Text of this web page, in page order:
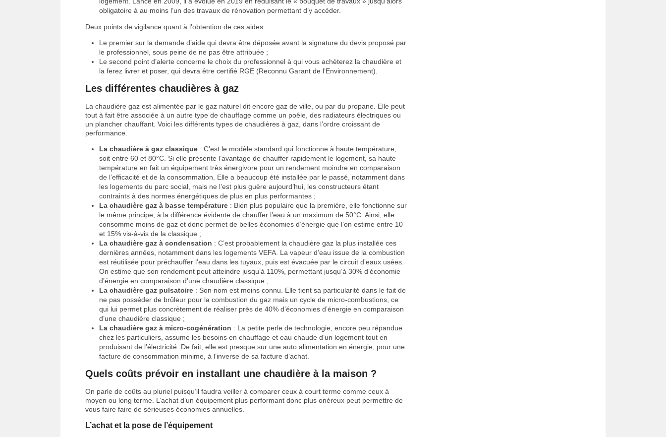
obligatoire à au moins l’un des travaux de rénovation permettant d’y accéder.
Deux points de vigilance quant à l’obtention de ces aides :
Le premier sur la demande d’aide qui devra être déposée avant la signature du devis proposé par
le professionnel, sous peine de ne pas être attribuée ;
Le second point d’alerte concerne le choix du professionnel à qui vous achèterez la chaudière et
la ferez livrer et poser, qui devra être certifié RGE (Reconnu Garant de l’Environnement).
Les différentes chaudières à gaz
La chaudière gaz est alimentée par le gaz naturel dit encore gaz de ville, ou par du propane. Elle peut
tout à fait être associée à un autre type de chauffage comme un poêle, des radiateurs électriques ou
un plancher chauffant. Voici les différents types de chaudières à gaz, dans l’ordre croissant de
performance.
La chaudière à gaz classique : C’est le modèle standard qui fonctionne à haute température,
soit entre 60 et 80°C. Si elle présente l’avantage de chauffer rapidement le logement, sa haute
température en fait un équipement très énergivore pour un rendement moindre en comparaison
de l’efficacité et de la consommation. Elle a beaucoup été installée par le passé, notamment dans
les logements du parc social, mais ne l’est plus guère aujourd’hui, les constructeurs étant
contraints à des normes énergétiques de plus en plus performantes ;
La chaudière gaz à basse température : Bien plus populaire que la première, elle fonctionne sur
le même principe, à la différence évidente de chauffer l’eau à un maximum de 50°C. Ainsi, elle
consomme moins de gaz et donc permet de belles économies d’énergie que l’on estime entre 10
et 15% vis-à-vis de la classique ;
La chaudière gaz à condensation : C’est probablement la chaudière gaz la plus installée ces
dernières années, notamment dans les logements VEFA. La vapeur d’eau issue de la combustion
est réutilisée pour préchauffer l’eau dans les tuyaux, puis est évacuée par le circuit d’eaux usées.
On estime que son rendement peut atteindre jusqu’à 110%, permettant jusqu’à 30% d’économie
d’énergie en comparaison d’une chaudière classique ;
La chaudière gaz pulsatoire : Son nom est moins connu. Elle tient sa particularité dans le fait de
ne pas posséder de brûleur pour la combustion du gaz mais un cycle de micro-combustions, ce
qui lui permet plus concrètement de réaliser près de 40% d’économies d’énergie en comparaison
d’une chaudière classique ;
La chaudière gaz à micro-cogénération : La petite perle de technologie, encore peu répandue
chez les particuliers, assume les besoins en chauffage et eau chaude d’un logement tout en
produisant de l’électricité. De fait, elle est presque sur une auto alimentation en énergie, pour une
facture de consommation minime, à l’inverse de sa facture d’achat.
Quels coûts prévoir en installant une chaudière à la maison ?
On parle de coûts au pluriel puisqu’il faudra veiller à comparer ceux à court terme comme ceux à
moyen ou long terme. L’achat d’un équipement plus performant donc plus onéreux peut permettre de
vous faire faire de sérieuses économies annuelles.
L’achat et la pose de l’équipement